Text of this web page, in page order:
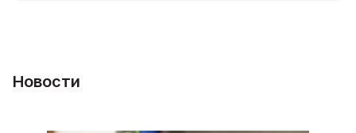
Новости